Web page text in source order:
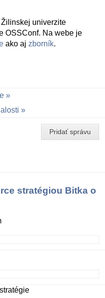
univerzite
OSSConf. Na webe je
ako aj zborník.
Pridať správu
stratégiou Bitka o